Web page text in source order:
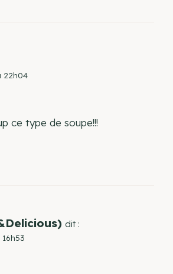
22h04
ce type de soupe!!!
dit :